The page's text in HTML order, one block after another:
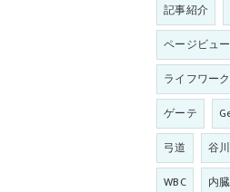
記事紹介
ページビュ
ライフワー
ゲーテ
弓道
谷
WBC
内